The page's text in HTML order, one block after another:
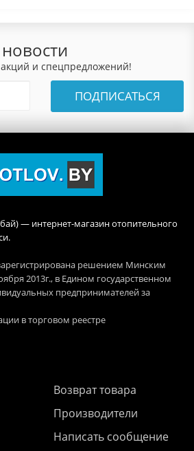
и спецпредложений!
ПОДПИСАТЬСЯ
— интернет-магазин отопительного
решением Минским
2013г., в Едином государственном
предпринимателей за
в торговом реестре
Возврат товара
Производители
Написать сообщение